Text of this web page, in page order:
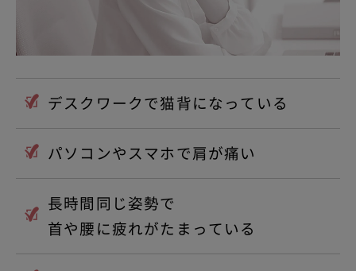
デスクワークで猫背になっている
パソコンやスマホで肩が痛い
長時間同じ姿勢で
首や腰に疲れがたまっている